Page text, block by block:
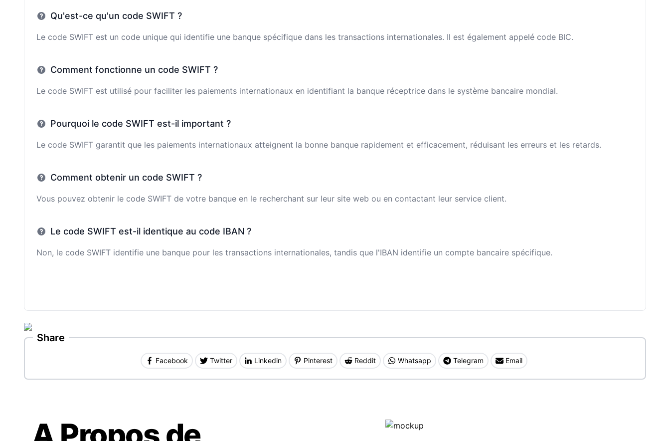
Qu'est-ce qu'un code SWIFT ?
Le code SWIFT est un code unique qui identifie une banque spécifique dans les transactions internationales. Il est également appelé code BIC.
Comment fonctionne un code SWIFT ?
Le code SWIFT est utilisé pour faciliter les paiements internationaux en identifiant la banque réceptrice dans le système bancaire mondial.
Pourquoi le code SWIFT est-il important ?
Le code SWIFT garantit que les paiements internationaux atteignent la bonne banque rapidement et efficacement, réduisant les erreurs et les retards.
Comment obtenir un code SWIFT ?
Vous pouvez obtenir le code SWIFT de votre banque en le recherchant sur leur site web ou en contactant leur service client.
Le code SWIFT est-il identique au code IBAN ?
Non, le code SWIFT identifie une banque pour les transactions internationales, tandis que l'IBAN identifie un compte bancaire spécifique.
Share
Facebook Twitter Linkedin Pinterest Reddit Whatsapp Telegram Email